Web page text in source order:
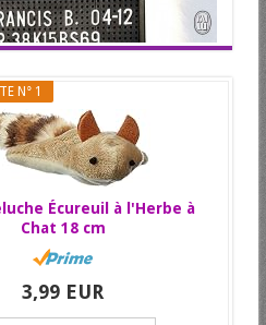
N° 1
Écureuil à l'Herbe à
Chat 18 cm
3,99 EUR